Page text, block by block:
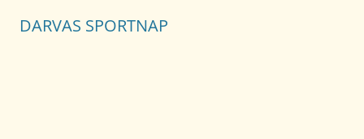
DARVAS SPORTNAP